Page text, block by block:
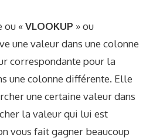
ou «VLOOKUP » ou
une valeur dans une colonne
correspondante pour la
une colonne différente. Elle
une certaine valeur dans
la valeur qui lui est
vous fait gagner beaucoup